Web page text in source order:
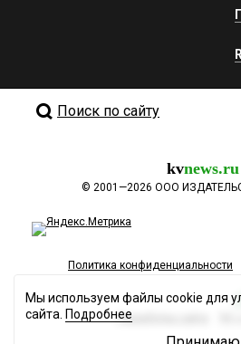
Поиск по сайту
kvnews.ru
© 2001—2026 ООО
Политика конфиденциальности
Разработка сайта
Мы используем файлы cookie для
сайта. Подробнее